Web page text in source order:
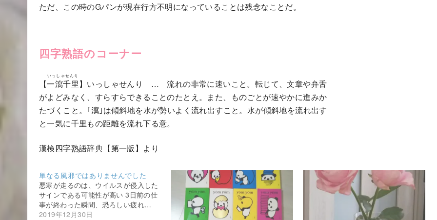
ただ、この時のGパンが現在行方不明になっていることは残念なことだ。
四字熟語のコーナー
【一瀉千里
いっしゃせんり
】いっしゃせんり … 流れの非常に速いこと。転じて、文章や弁舌
がよどみなく、すらすらできることのたとえ。また、ものごとが速やかに進みか
たづくこと。｢瀉｣は傾斜地を水が勢いよく流れ出すこと。水が傾斜地を流れ出す
と一気に千里もの距離を流れ下る意。
漢検四字熟語辞典【第一版】より
単なる風邪ではありませんでした
悪寒が走るのは、ウイルスが侵入した
サインである可能性が高い 3日前の仕
事が終わった瞬間、恐ろしい疲れ…
2019年12月30日